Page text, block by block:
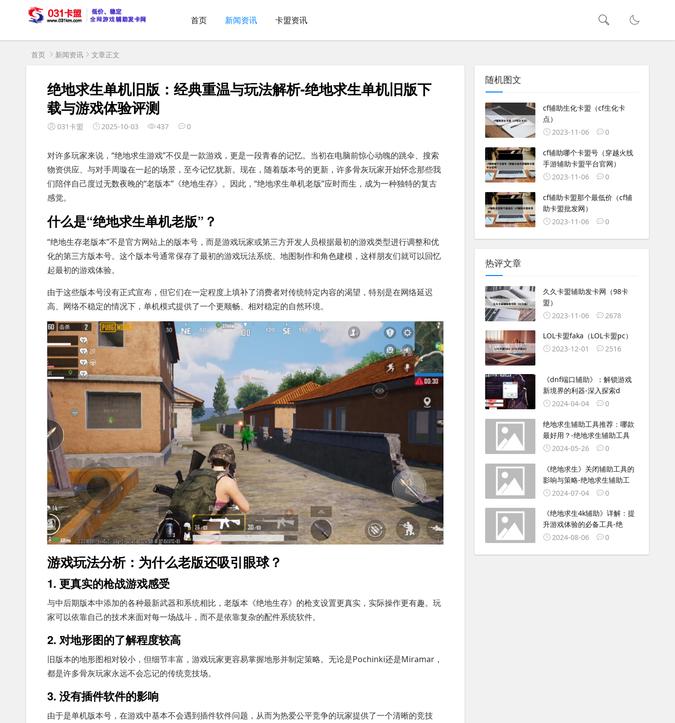
首页 新闻资讯 卡盟资讯
首页 新闻资讯 文章正文
绝地求生单机旧版：经典重温与玩法解析-绝地求生单机旧版下
载与游戏体验评测
031卡盟 2025-10-03 437 0
对许多玩家来说，“绝地求生游戏”不仅是一款游戏，更是一段青春的记忆。当初在电脑前惊心动魄的跳伞、搜索
物资供应、与对手周璇在一起的场景，至今记忆犹新。现在，随着版本号的更新，许多骨灰玩家开始怀念那些我
们陪伴自己度过无数夜晚的“老版本”《绝地生存》。因此，“绝地求生单机老版”应时而生，成为一种独特的复古
感觉。
什么是“绝地求生单机老版”？
“绝地生存老版本”不是官方网站上的版本号，而是游戏玩家或第三方开发人员根据最初的游戏类型进行调整和优
化的第三方版本号。这个版本号通常保存了最初的游戏玩法系统、地图制作和角色建模，这样朋友们就可以回忆
起最初的游戏体验。
由于这些版本号没有正式宣布，但它们在一定程度上填补了消费者对传统特定内容的渴望，特别是在网络延迟
高、网络不稳定的情况下，单机模式提供了一个更顺畅、相对稳定的自然环境。
游戏玩法分析：为什么老版还吸引眼球？
1. 更真实的枪战游戏感受
与中后期版本中添加的各种最新武器和系统相比，老版本《绝地生存》的枪支设置更真实，实际操作更有趣。玩
家可以依靠自己的技术来面对每一场战斗，而不是依靠复杂的配件系统软件。
2. 对地形图的了解程度较高
旧版本的地形图相对较小，但细节丰富，游戏玩家更容易掌握地形并制定策略。无论是Pochinki还是Miramar，
都是许多骨灰玩家永远不会忘记的传统竞技场。
3. 没有插件软件的影响
由于是单机版本号，在游戏中基本不会遇到插件软件问题，从而为热爱公平竞争的玩家提供了一个清晰的竞技
随机图文
cf辅助生化卡盟（cf生化卡
点）
2023-11-06
0
cf辅助哪个卡盟号（穿越火线
手游辅助卡盟平台官网）
2023-11-06
0
cf辅助卡盟那个最低价（cf辅
助卡盟批发网）
2023-11-06
0
热评文章
久久卡盟辅助发卡网（98卡
盟）
2023-11-06
2678
LOL卡盟faka（LOL卡盟pc）
2023-12-01
2516
《dnf端口辅助》：解锁游戏
新境界的利器-深入探索d
2024-04-04
0
绝地求生辅助工具推荐：哪款
最好用？-绝地求生辅助工具
2024-05-26
0
《绝地求生》关闭辅助工具的
影响与策略-绝地求生辅助工
2024-07-04
0
《绝地求生4k辅助》详解：提
升游戏体验的必备工具-绝
2024-08-06
0